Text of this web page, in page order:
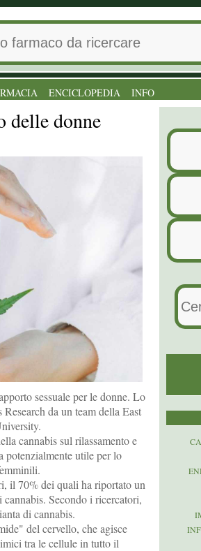
ENCICLOPEDIA INFO
delle donne
sessuale per le donne. Lo
da un team della East
cannabis sul rilassamento e
potenzialmente utile per lo
il 70% dei quali ha riportato un
Secondo i ricercatori,
di cannabis.
del cervello, che agisce
tra le cellule in tutto il